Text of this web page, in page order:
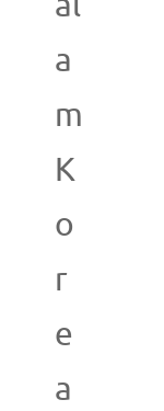
a
m
K
o
r
e
a